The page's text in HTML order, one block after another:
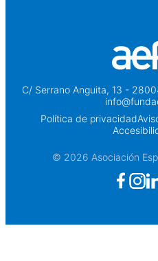
C/ Serrano Anguita, 13 -
Política de privacidad
© 2026 Asociación